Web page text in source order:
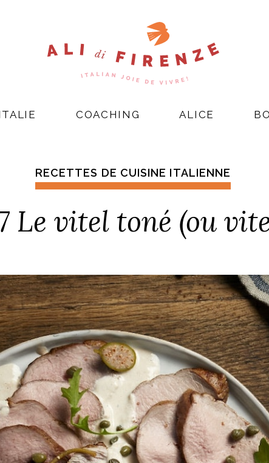
COACHING ALICE
RECETTES DE CUISINE ITALIENNE
Le vitel toné (ou